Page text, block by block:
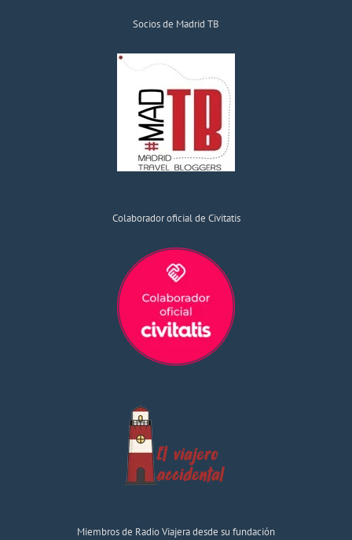
Socios de Madrid TB
Colaborador oficial de Civitatis
Miembros de Radio Viajera desde su fundación